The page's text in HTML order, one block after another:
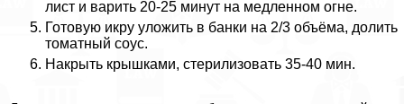
лист и варить 20-25 минут на медленном огне.
Готовую икру уложить в банки на 2/3 объёма, долить
томатный соус.
Накрыть крышками, стерилизовать 35-40 мин.